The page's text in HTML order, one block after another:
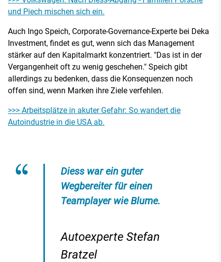
und Piech mischen sich ein.
Auch Ingo Speich, Corporate-Governance-Experte bei Deka
Investment, findet es gut, wenn sich das Management
stärker auf den Kapitalmarkt konzentriert. "Das ist in der
Vergangenheit oft zu wenig geschehen." Speich gibt
allerdings zu bedenken, dass die Konsequenzen noch
offen sind, wenn Marken ihre Ziele verfehlen.
>>> Arbeitsplätze in akuter Gefahr: So wandert die
Autoindustrie in die USA ab.
Diess war ein guter
Wegbereiter für einen
Teamplayer wie Blume.
Autoexperte Stefan
Bratzel